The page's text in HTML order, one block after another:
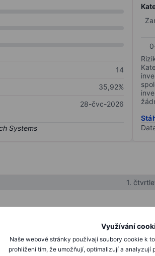
Využívání
Naše webové stránky používají soubory cookie k
prohlížení tím, že umožňují, optimalizují a analyzují
14
35,92%
28-čvc-2026
1.
XXXXXXX